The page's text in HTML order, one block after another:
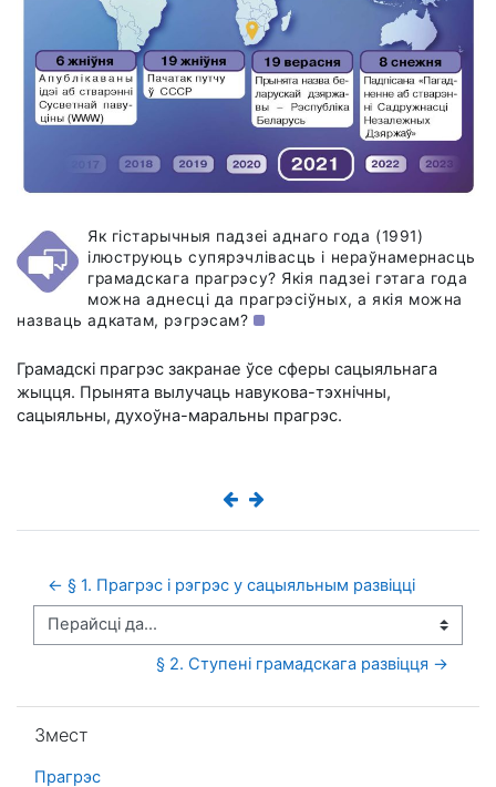
Як гістарычныя падзеі аднаго года (1991)
ілюструюць супярэчлівасць і нераўнамернасць
грамадскага прагрэсу? Якія падзеі гэтага года
можна аднесці да прагрэсіўных, а якія можна
назваць адкатам, рэгрэсам?
Грамадскі прагрэс закранае ўсе сферы сацыяльнага
жыцця. Прынята вылучаць навукова-тэхнічны,
сацыяльны, духоўна-маральны прагрэс.
← § 1. Прагрэс і рэгрэс у сацыяльным развіцці
Перайсці да...
§ 2. Ступені грамадскага развіцця →
Змест
Прагрэс